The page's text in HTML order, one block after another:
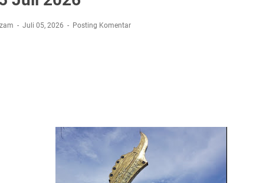
Kamuning Salurakan 12 Ribu Liter
Juli 05, 2026 Posting Komentar